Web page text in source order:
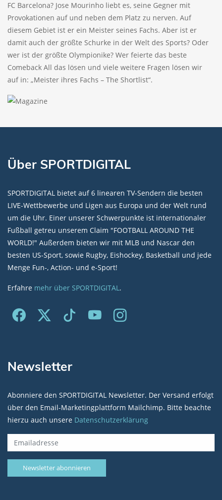
FC Barcelona? Jose Mourinho liebt es, seine Gegner mit
Provokationen auf und neben dem Platz zu nerven. Auf
diesem Gebiet ist er ein Meister seines Fachs. Aber ist er
damit auch der größte Schurke in der Welt des Sports? Oder
wer ist der größte Olympionike? Wer feierte das beste
Comeback All das lösen und viele weitere Fragen lösen wir
auf in: „Meister ihres Fachs – The Shortlist“.
Über SPORTDIGITAL
SPORTDIGITAL bietet auf 6 linearen TV-Sendern die besten
LIVE-Wettbewerbe und Ligen aus Europa und der Welt rund
um die Uhr. Einer unserer Schwerpunkte ist internationaler
Fußball getreu unserem Claim "FOOTBALL AROUND THE
WORLD!" Außerdem bieten wir mit MLB und Nascar den
besten US-Sport, sowie Rugby, Eishockey, Basketball und jede
Menge Fun-, Action- und e-Sport!
Erfahre mehr über SPORTDIGITAL.
Newsletter
Abonniere den SPORTDIGITAL Newsletter. Der Versand erfolgt
über den Email-Marketingplattform Mailchimp. Bitte beachte
hierzu auch unsere Datenschutzerklärung